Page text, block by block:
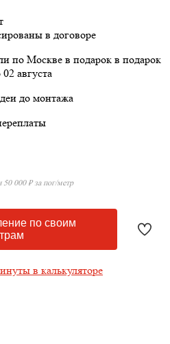
в договоре
по Москве в подарок в подарок
августа
до монтажа
50 000 ₽ за пог/метр
по своим
в калькуляторе